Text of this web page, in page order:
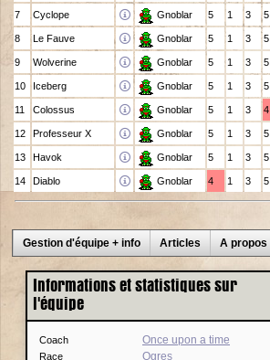
7 Cyclope Gnoblar 5 1 3 5
8 Le Fauve Gnoblar 5 1 3 5
9 Wolverine Gnoblar 5 1 3 5
10 Iceberg Gnoblar 5 1 3 5
11 Colossus Gnoblar 5 1 3 4
12 Professeur X Gnoblar 5 1 3 5
13 Havok Gnoblar 5 1 3 5
14 Diablo Gnoblar 4 1 3 5
Gestion d'équipe + info Articles A propos
Informations et statistiques sur
l'équipe
Coach Once upon a time
Race Ogres